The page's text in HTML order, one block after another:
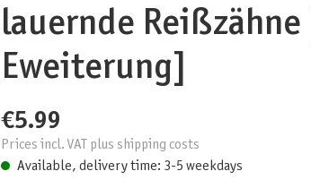
lauernde
Eweiterung]
€5.99
Prices incl. VAT plus shipping costs
Available, delivery time: 3-5 weekdays